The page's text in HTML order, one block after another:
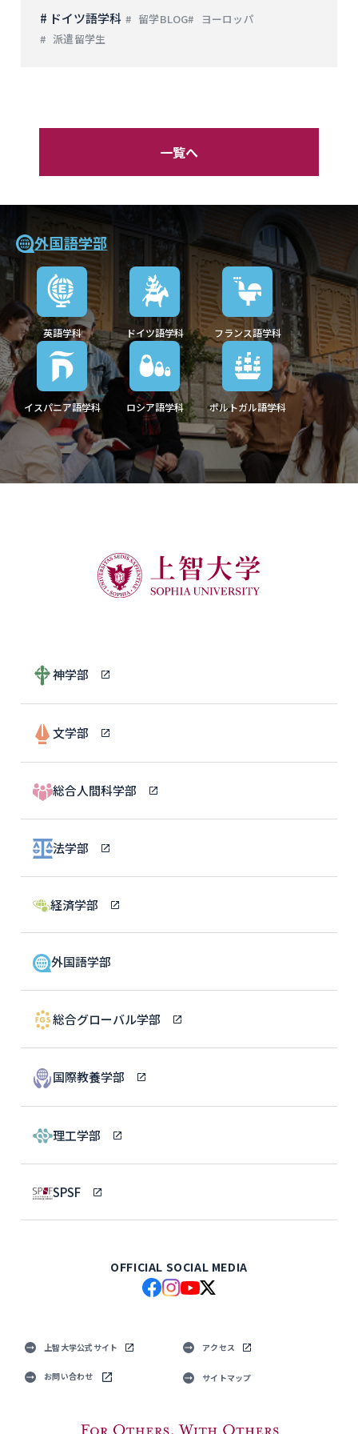
# ドイツ語学科 留学BLOG
ヨーロッパ
派遣留学生
一覧へ
外国語学部
英語学科 ドイツ語学科 フランス語学科
イスパニア語学科 ロシア語学科 ポルトガル語学科
神学部
文学部
総合人間科学部
法学部
経済学部
外国語学部
総合グローバル学部
国際教養学部
理工学部
SPSF
OFFICIAL SOCIAL MEDIA
上智大学公式サイト アクセス
お問い合わせ サイトマップ